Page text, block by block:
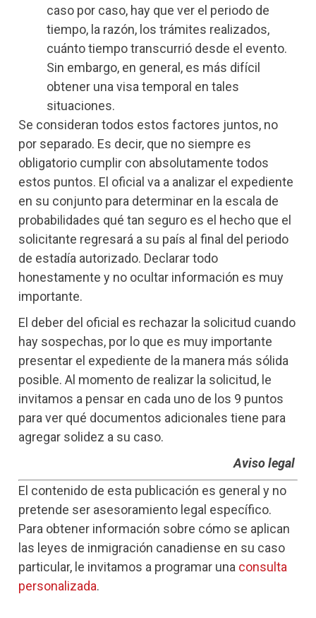
caso por caso, hay que ver el periodo de
tiempo, la razón, los trámites realizados,
cuánto tiempo transcurrió desde el evento.
Sin embargo, en general, es más difícil
obtener una visa temporal en tales
situaciones.
Se consideran todos estos factores juntos, no
por separado. Es decir, que no siempre es
obligatorio cumplir con absolutamente todos
estos puntos. El oficial va a analizar el expediente
en su conjunto para determinar en la escala de
probabilidades qué tan seguro es el hecho que el
solicitante regresará a su país al final del periodo
de estadía autorizado. Declarar todo
honestamente y no ocultar información es muy
importante.
El deber del oficial es rechazar la solicitud cuando
hay sospechas, por lo que es muy importante
presentar el expediente de la manera más sólida
posible. Al momento de realizar la solicitud, le
invitamos a pensar en cada uno de los 9 puntos
para ver qué documentos adicionales tiene para
agregar solidez a su caso.
Aviso legal
El contenido de esta publicación es general y no
pretende ser asesoramiento legal específico.
Para obtener información sobre cómo se aplican
las leyes de inmigración canadiense en su caso
particular, le invitamos a programar una consulta
personalizada.